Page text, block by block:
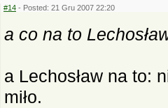
#14 - Posted: 21 Gru 2007 22:20
a co na to
a Lechosław na to:
miło.